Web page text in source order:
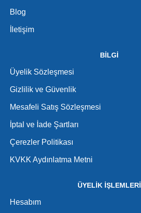
Blog
İletişim
BİLGİ
Üyelik Sözleşmesi
Gizlilik ve Güvenlik
Mesafeli Satış Sözleşmesi
İptal ve İade Şartları
Çerezler Politikası
KVKK Aydınlatma Metni
ÜYELİK İŞLEMLERİ
Hesabım